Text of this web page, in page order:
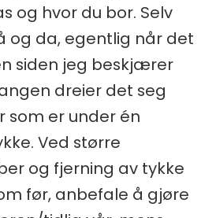
og hvor du bor. Selv
og da, egentlig når det
siden jeg beskjærer
dreier det seg
som er under én
Ved større
og fjerning av tykke
før, anbefale å gjøre